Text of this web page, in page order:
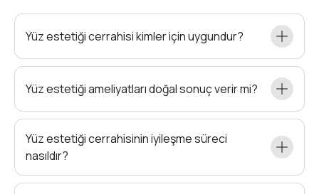
Yüz estetiği cerrahisi kimler için uygundur?
Yüz estetiği ameliyatları doğal sonuç verir mi?
Yüz estetiği cerrahisinin iyileşme süreci
nasıldır?